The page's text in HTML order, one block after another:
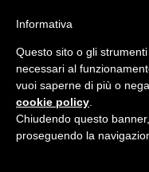
Informativa
Questo sito o gli
necessari al
vuoi saperne di più o
cookie policy.
Chiudendo questo
proseguendo la